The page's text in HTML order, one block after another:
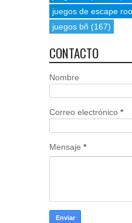
juegos de escape
juegos bñ (167)
CONTACTO
Nombre
Correo electrónico *
Mensaje *